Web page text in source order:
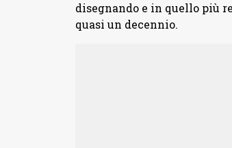
disegnando e in quello più
quasi un decennio.